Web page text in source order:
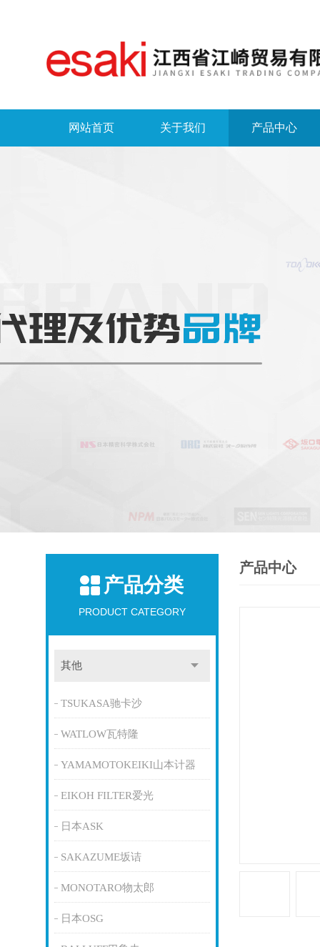
网站首页 关于我们 产品中心
产品分类
PRODUCT CATEGORY
其他
TSUKASA驰卡沙
WATLOW瓦特隆
YAMAMOTOKEIKI山本计器
EIKOH FILTER爱光
日本ASK
SAKAZUME坂诘
MONOTARO物太郎
日本OSG
产品中心